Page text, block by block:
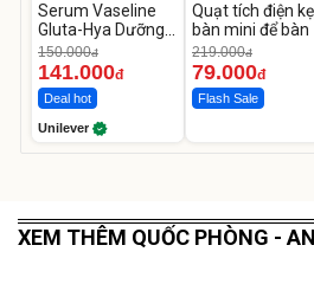
Serum Vaseline
Gluta-Hya Dưỡng
Da Sáng Mịn Sau 7
Ngày
150.000đ
141.000đ
Deal hot
Unilever
Quạt tích điện
bàn mini để bàn
219.000đ
79.000đ
Flash Sale
XEM THÊM QUỐC PHÒNG -